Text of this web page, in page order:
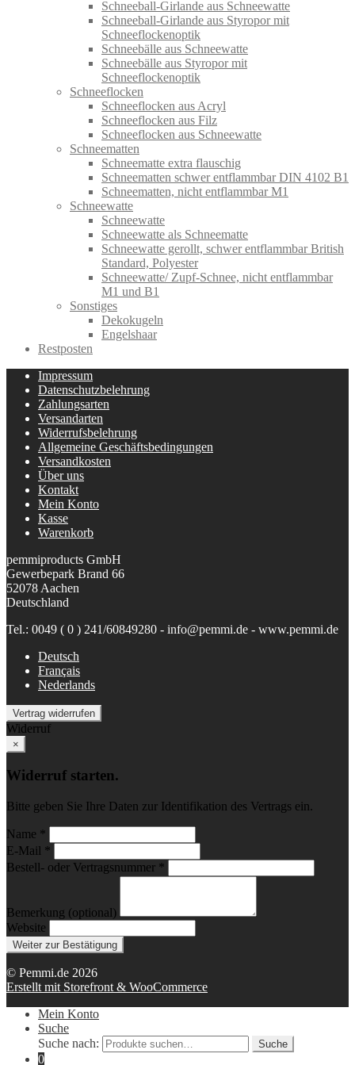
Schneeball-Girlande aus Schneewatte
Schneeball-Girlande aus Styropor mit
Schneeflockenoptik
Schneebälle aus Schneewatte
Schneebälle aus Styropor mit
Schneeflockenoptik
Schneeflocken
Schneeflocken aus Acryl
Schneeflocken aus Filz
Schneeflocken aus Schneewatte
Schneematten
Schneematte extra flauschig
Schneematten schwer entflammbar DIN 4102 B1
Schneematten, nicht entflammbar M1
Schneewatte
Schneewatte
Schneewatte als Schneematte
Schneewatte gerollt, schwer entflammbar British
Standard, Polyester
Schneewatte/ Zupf-Schnee, nicht entflammbar
M1 und B1
Sonstiges
Dekokugeln
Engelshaar
Restposten
Impressum
Datenschutzbelehrung
Zahlungsarten
Versandarten
Widerrufsbelehrung
Allgemeine Geschäftsbedingungen
Versandkosten
Über uns
Kontakt
Mein Konto
Kasse
Warenkorb
pemmiproducts GmbH
Gewerbepark Brand 66
52078 Aachen
Deutschland
Tel.: 0049 ( 0 ) 241/60849280 - info@pemmi.de - www.pemmi.de
Deutsch
Français
Nederlands
Vertrag widerrufen
Widerruf
×
Widerruf starten.
Bitte geben Sie Ihre Daten zur Identifikation des Vertrags ein.
Name *
E-Mail *
Bestell- oder Vertragsnummer *
Bemerkung (optional)
Website
Weiter zur Bestätigung
© Pemmi.de 2026
Erstellt mit Storefront & WooCommerce
Mein Konto
Suche
Suche nach:
Suche
0